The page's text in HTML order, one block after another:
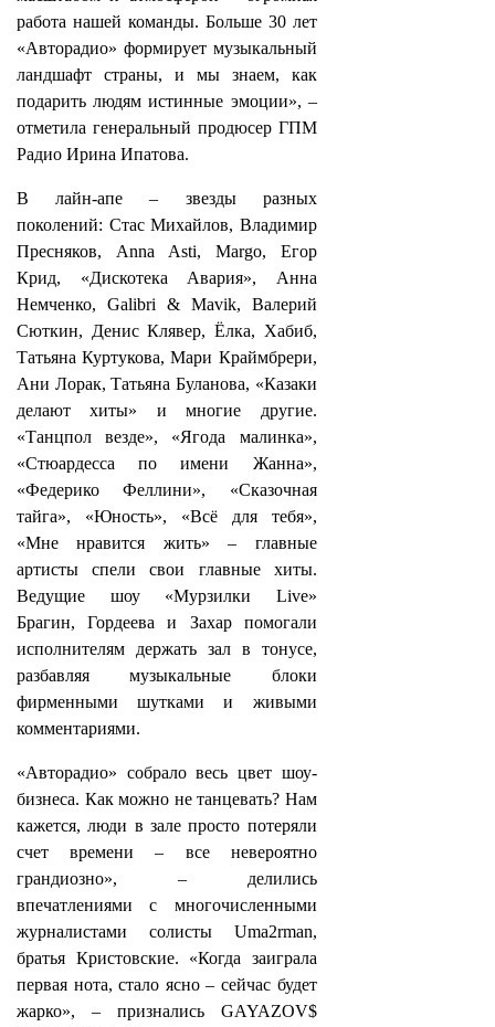
работа нашей команды. Больше 30 лет
«Авторадио» формирует музыкальный
ландшафт страны, и мы знаем, как
подарить людям истинные эмоции», –
отметила генеральный продюсер ГПМ
Радио Ирина Ипатова.
В лайн‑апе – звезды разных
поколений: Стас Михайлов, Владимир
Пресняков, Anna Asti, Margo, Егор
Крид, «Дискотека Авария», Анна
Немченко, Galibri & Mavik, Валерий
Сюткин, Денис Клявер, Ёлка, Хабиб,
Татьяна Куртукова, Мари Краймбрери,
Ани Лорак, Татьяна Буланова, «Казаки
делают хиты» и многие другие.
«Танцпол везде», «Ягода малинка»,
«Стюардесса по имени Жанна»,
«Федерико Феллини», «Сказочная
тайга», «Юность», «Всё для тебя»,
«Мне нравится жить» – главные
артисты спели свои главные хиты.
Ведущие шоу «Мурзилки Live»
Брагин, Гордеева и Захар помогали
исполнителям держать зал в тонусе,
разбавляя музыкальные блоки
фирменными шутками и живыми
комментариями.
«Авторадио» собрало весь цвет шоу-
бизнеса. Как можно не танцевать? Нам
кажется, люди в зале просто потеряли
счет времени – все невероятно
грандиозно», – делились
впечатлениями с многочисленными
журналистами солисты Uma2rman,
братья Кристовские. «Когда заиграла
первая нота, стало ясно – сейчас будет
жарко», – признались GAYAZOV$